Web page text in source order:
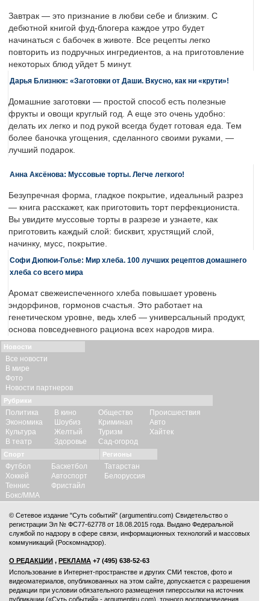
Завтрак — это признание в любви себе и близким. С
дебютной книгой фуд-блогера каждое утро будет
начинаться с бабочек в животе. Все рецепты легко
повторить из подручных ингредиентов, а на приготовление
некоторых блюд уйдет 5 минут.
Дарья Близнюк: «Заготовки от Даши. Вкусно, как ни «крути»!
Домашние заготовки — простой способ есть полезные
фрукты и овощи круглый год. А еще это очень удобно:
делать их легко и под рукой всегда будет готовая еда. Тем
более баночка угощения, сделанного своими руками, —
лучший подарок.
Анна Аксёнова: Муссовые торты. Легче легкого!
Безупречная форма, гладкое покрытие, идеальный разрез
— книга расскажет, как приготовить торт перфекциониста.
Вы увидите муссовые торты в разрезе и узнаете, как
приготовить каждый слой: бисквит, хрустящий слой,
начинку, мусс, покрытие.
Софи Дюпюи-Голье: Мир хлеба. 100 лучших рецептов домашнего
хлеба со всего мира
Аромат свежеиспеченного хлеба повышает уровень
эндорфинов, гормонов счастья. Это работает на
генетическом уровне, ведь хлеб — универсальный продукт,
основа повседневного рациона всех народов мира.
Новости
Все новости
В мире
Фото
Новости партнеров
Рубрики
Политика
Экономика
Культура
В театр
В кино
Шоубиз
Желтый
Здоровье
Общество
Криминал
Туризм
Сад-огород
Происшествия
Авто
Хайтек
Спорт
Футбол
Хоккей
Теннис
Бокс/ММА
Баскетбол
Автоспорт
Фристайл
Регионы
Татарстан
Белоруссия
© Сетевое издание "Суть событий" (argumentiru.com) Свидетельство о
регистрации Эл № ФС77-62778 от 18.08.2015 года. Выдано Федеральной
службой по надзору в сфере связи, информационных технологий и массовых
коммуникаций (Роскомнадзор).
О РЕДАКЦИИ , РЕКЛАМА +7 (495) 638-52-63
Использование в Интернет-пространстве и других СМИ текстов, фото и
видеоматериалов, опубликованных на этом сайте, допускается с разрешения
редакции при условии обязательного размещения гиперссылки на источник
публикации («Суть событий» - argumentiru.com), точного воспроизведения